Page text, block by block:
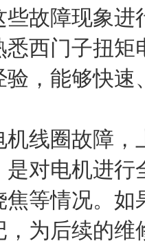
故障现象
西门子扭
，能够快
线圈故障
对电机进
等情况。
为后续的维